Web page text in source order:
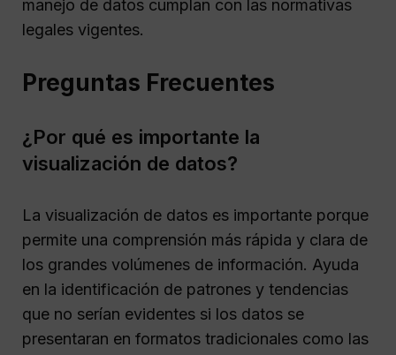
manejo de datos cumplan con las normativas
legales vigentes.
Preguntas Frecuentes
¿Por qué es importante la
visualización de datos?
La visualización de datos es importante porque
permite una comprensión más rápida y clara de
los grandes volúmenes de información. Ayuda
en la identificación de patrones y tendencias
que no serían evidentes si los datos se
presentaran en formatos tradicionales como las